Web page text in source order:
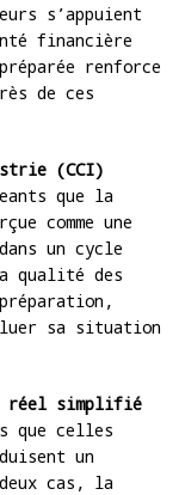
s’appuient
financière
renforce
de ces
(CCI)
que la
comme une
un cycle
qualité des
sa situation
réel simplifié
que celles
un
cas, la